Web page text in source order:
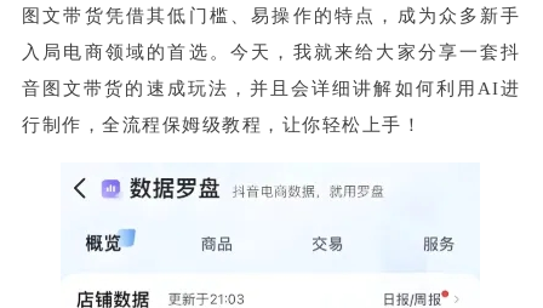
图文带货凭借其低门槛、易操作的特点，成为众多新手
入局电商领域的首选。今天，我就来给大家分享一套抖
音图文带货的速成玩法，并且会详细讲解如何利用AI进
行制作，全流程保姆级教程，让你轻松上手！